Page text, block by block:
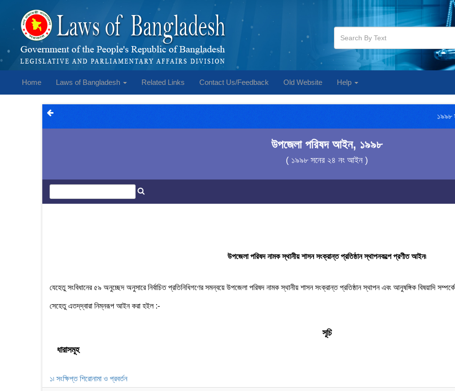
Home Laws of Bangladesh Related Links Contact Us/Feedback Old Website Help
১৯৯৮
উপজেলা পরিষদ আইন, ১৯৯৮
( ১৯৯৮ সনের ২৪ নং আইন )
উপজেলা পরিষদ নামক স্থানীয় শাসন সংক্রান্ত প্রতিষ্ঠান স্থাপনকল্পে প্রণীত আইন৷
যেহেতু সংবিধানের ৫৯ অনুচ্ছেদ অনুসারে নির্বাচিত প্রতিনিধিগণের সমন্বয়ে উপজেলা পরিষদ নামক স্থানীয় শাসন সংক্রান্ত প্রতিষ্ঠান স্থাপন এবং আনুষঙ্গিক বিষয়াদি
সেহেতু এতদ্‌দ্বারা নিম্নরূপ আইন করা হইল :-
সূচি
ধারাসমূহ
১৷ সংক্ষিপ্ত শিরোনামা ও প্রবর্তন